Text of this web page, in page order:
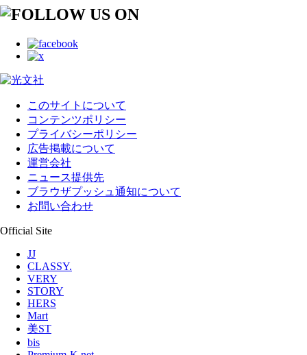
このサイトについて
コンテンツポリシー
プライバシーポリシー
広告掲載について
運営会社
ニュース提供先
ブラウザプッシュ通知について
お問い合わせ
Official Site
JJ
CLASSY.
VERY
STORY
HERS
Mart
美ST
bis